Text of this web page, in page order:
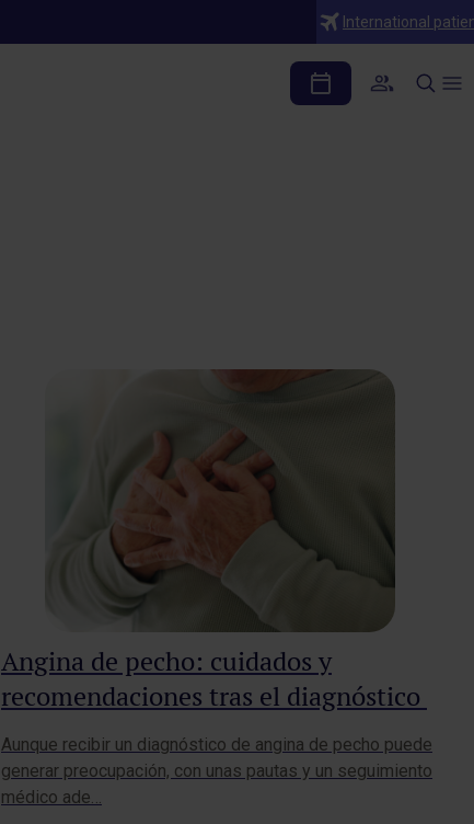
International
Angina de pecho: cuidados y
recomendaciones tras el diagnóstico
Aunque recibir un diagnóstico de angina de pecho puede
generar preocupación, con unas pautas y un seguimiento
médico ade…